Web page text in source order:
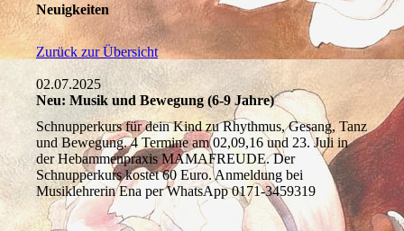
Neuigkeiten
Zurück zur Übersicht
02.07.2025
Neu: Musik und Bewegung (6-9 Jahre)
Schnupperkurs für dein Kind zu Rhythmus, Gesang, Tanz
und Bewegung. 4 Termine am 02,09,16 und 23. Juli in
der Hebammenpraxis MAMAFREUDE. Der
Schnupperkurs kostet 60 Euro. Anmeldung bei
Musiklehrerin Ena per WhatsApp 0171-3459319